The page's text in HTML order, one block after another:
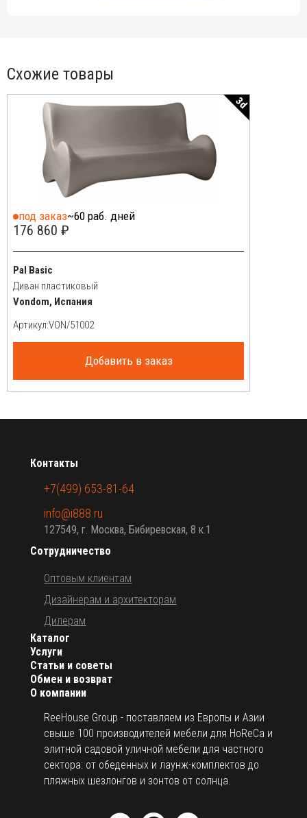
Схожие товары
3d
под заказ~60 раб. дней
176 860 ₽
Pal Basic
Диван пластиковый
Vondom, Испания
Артикул:
Добавить в заказ
О компании
ReeHouse Group - поставляем из Европы и Азии
свыше 100 производителей мебели для HoReCa и
элитной садовой уличной мебели для частного
сектора: от обеденных и лаунж-комплектов до
пляжных шезлонгов и зонтов от солнца.
Каталог
Услуги
Статьи и советы
Обмен и возврат
Сотрудничество
Оптовым клиентам
Дизайнерам и архитекторам
Дилерам
Контакты
+7(499) 653-81-64
info@i888.ru
127549, г. Москва, Бибиревская, 8 к.1